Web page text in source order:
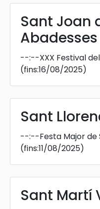
Sant Joan
Abadesses
--:--XXX Festival
(fins:16/08/2025)
Sant
--:--Festa Major de
(fins:11/08/2025)
Sant Martí